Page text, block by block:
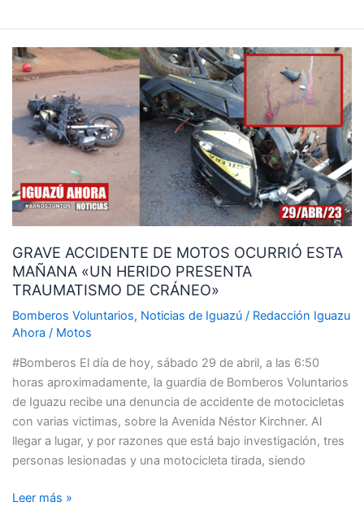
GRAVE ACCIDENTE DE MOTOS OCURRIÓ ESTA
MAÑANA «UN HERIDO PRESENTA
TRAUMATISMO DE CRÁNEO»
Bomberos Voluntarios, Noticias de Iguazú/ Redacción Iguazu
Ahora / Motos
#Bomberos El día de hoy, sábado 29 de abril, a las 6:50
horas aproximadamente, la guardia de Bomberos Voluntarios
de Iguazu recibe una denuncia de accidente de motocicletas
con varias victimas, sobre la Avenida Néstor Kirchner. Al
llegar a lugar, y por razones que está bajo investigación, tres
personas lesionadas y una motocicleta tirada, siendo
GRAVE
ACCIDENTE
MOTOS
OCURRIÓ
MAÑANA
«UN
HERIDO
TRAUMATISMO
DE
CRÁNEO»
Leer más »